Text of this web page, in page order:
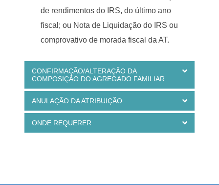
de rendimentos do IRS, do último ano
fiscal; ou Nota de Liquidação do IRS ou
comprovativo de morada fiscal da AT.
CONFIRMAÇÃO/ALTERAÇÃO DA
COMPOSIÇÃO DO AGREGADO FAMILIAR
ANULAÇÃO DA ATRIBUIÇÃO
ONDE REQUERER